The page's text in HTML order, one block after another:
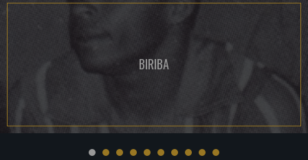
BIRIBA